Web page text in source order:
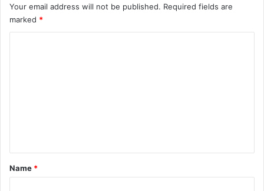
Your email address will not be published. Required fields are
marked *
*
Name *